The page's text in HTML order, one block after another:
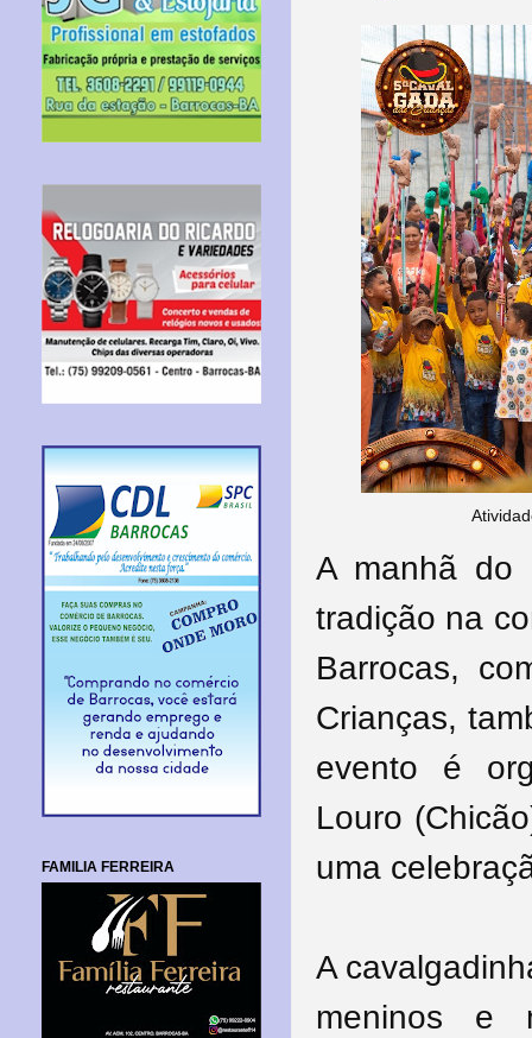
A manhã do
tradição na
Barrocas,
Crianças,
evento é
Louro
uma
A
meninos e
FAMILIA FERREIRA